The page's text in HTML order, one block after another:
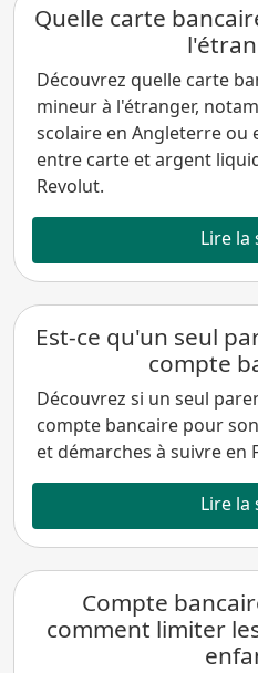
Quelle carte
Découvrez quelle carte
mineur à l'étranger,
scolaire en Angleterre ou
entre carte et argent
Revolut.
Lire la
Est-ce qu'un seul
compte
Découvrez si un seul
compte bancaire pour
et démarches à suivre en
Lire la
Compte
comment limiter